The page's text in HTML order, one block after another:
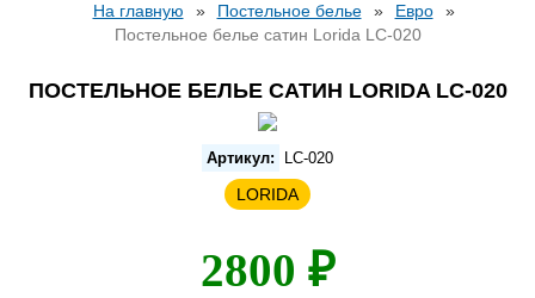
На главную » Постельное белье » Евро
»
Постельное белье сатин Lorida LC-020
ПОСТЕЛЬНОЕ БЕЛЬЕ САТИН LORIDA LC-020
Артикул: LC-020
LORIDA
2800 ₽